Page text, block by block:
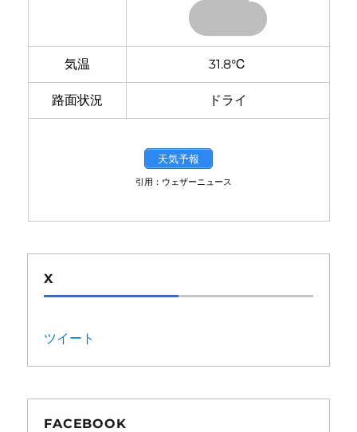
気温 31.8℃
路面状況 ドライ
天気予報
引用：ウェザーニュース
X
ツイート
FACEBOOK